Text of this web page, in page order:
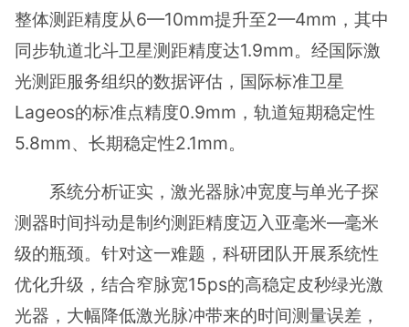
整体测距精度从6—10mm提升至2—4mm，其中
同步轨道北斗卫星测距精度达1.9mm。经国际激
光测距服务组织的数据评估，国际标准卫星
Lageos的标准点精度0.9mm，轨道短期稳定性
5.8mm、长期稳定性2.1mm。
系统分析证实，激光器脉冲宽度与单光子探
测器时间抖动是制约测距精度迈入亚毫米—毫米
级的瓶颈。针对这一难题，科研团队开展系统性
优化升级，结合窄脉宽15ps的高稳定皮秒绿光激
光器，大幅降低激光脉冲带来的时间测量误差，